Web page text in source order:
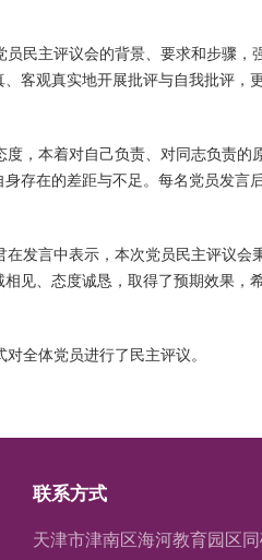
民主评议会的背景、要求和步骤，
客观真实地开展批评与自我批评，
，本着对自己负责、对同志负责的
存在的差距与不足。每名党员发言
发言中表示，本次党员民主评议会
见、态度诚恳，取得了预期效果，
全体党员进行了民主评议。
联系方式
天津市津南区海河教育园区